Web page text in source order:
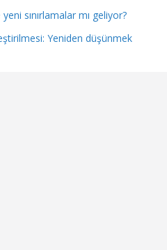
sınırlamalar mı geliyor?
Yeniden düşünmek